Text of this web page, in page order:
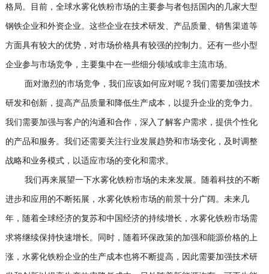
格局。目前，全球水雾化铁粉市场的主要参与者包括国内的几家大型
钢铁企业和外资企业。这些企业在技术研发、产品质量、销售渠道等
方面具有较大的优势，对市场价格具有较强的控制力。还有一些小型
企业参与市场竞争，主要集中在一些细分领域或非主流市场。
面对激烈的市场竞争，我们应该如何应对呢？我们需要加强技术
研发和创新，提高产品质量和降低生产成本，以提升企业的竞争力。
我们需要加强与客户的沟通和合作，深入了解客户需求，提供个性化
的产品和服务。我们还需要关注行业发展趋势和市场变化，及时调整
战略和业务模式，以适应市场的变化和需求。
我们再来展望一下水雾化铁粉市场的未来发展。随着科技的不断
进步和应用的不断拓展，水雾化铁粉市场的前景十分广阔。未来几
年，随着全球经济的复苏和中国经济的持续增长，水雾化铁粉市场需
求将继续保持快速增长。同时，随着环保政策的加强和能源价格的上
涨，水雾化铁粉企业的生产成本也将不断提高，因此需要加强技术研